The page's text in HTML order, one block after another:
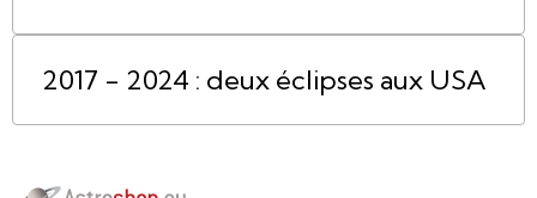
2017 - 2024 : deux éclipses aux USA